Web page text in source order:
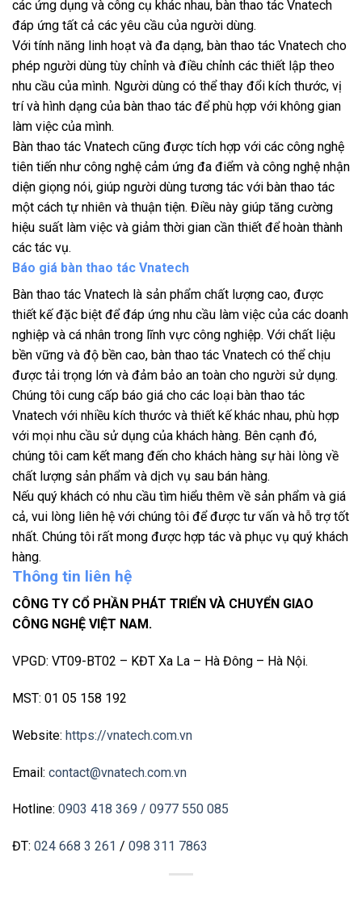
các ứng dụng và công cụ khác nhau, bàn thao tác Vnatech
đáp ứng tất cả các yêu cầu của người dùng.
Với tính năng linh hoạt và đa dạng, bàn thao tác Vnatech cho
phép người dùng tùy chỉnh và điều chỉnh các thiết lập theo
nhu cầu của mình. Người dùng có thể thay đổi kích thước, vị
trí và hình dạng của bàn thao tác để phù hợp với không gian
làm việc của mình.
Bàn thao tác Vnatech cũng được tích hợp với các công nghệ
tiên tiến như công nghệ cảm ứng đa điểm và công nghệ nhận
diện giọng nói, giúp người dùng tương tác với bàn thao tác
một cách tự nhiên và thuận tiện. Điều này giúp tăng cường
hiệu suất làm việc và giảm thời gian cần thiết để hoàn thành
các tác vụ.
Báo giá bàn thao tác Vnatech
Bàn thao tác Vnatech là sản phẩm chất lượng cao, được
thiết kế đặc biệt để đáp ứng nhu cầu làm việc của các doanh
nghiệp và cá nhân trong lĩnh vực công nghiệp. Với chất liệu
bền vững và độ bền cao, bàn thao tác Vnatech có thể chịu
được tải trọng lớn và đảm bảo an toàn cho người sử dụng.
Chúng tôi cung cấp báo giá cho các loại bàn thao tác
Vnatech với nhiều kích thước và thiết kế khác nhau, phù hợp
với mọi nhu cầu sử dụng của khách hàng. Bên cạnh đó,
chúng tôi cam kết mang đến cho khách hàng sự hài lòng về
chất lượng sản phẩm và dịch vụ sau bán hàng.
Nếu quý khách có nhu cầu tìm hiểu thêm về sản phẩm và giá
cả, vui lòng liên hệ với chúng tôi để được tư vấn và hỗ trợ tốt
nhất. Chúng tôi rất mong được hợp tác và phục vụ quý khách
hàng.
Thông tin liên hệ
CÔNG TY CỔ PHẦN PHÁT TRIỂN VÀ CHUYỂN GIAO
CÔNG NGHỆ VIỆT NAM.
VPGD: VT09-BT02 – KĐT Xa La – Hà Đông – Hà Nội.
MST: 01 05 158 192
Website: https://vnatech.com.vn
Email: contact@vnatech.com.vn
Hotline: 0903 418 369 / 0977 550 085
ĐT: 024 668 3 261 / 098 311 7863